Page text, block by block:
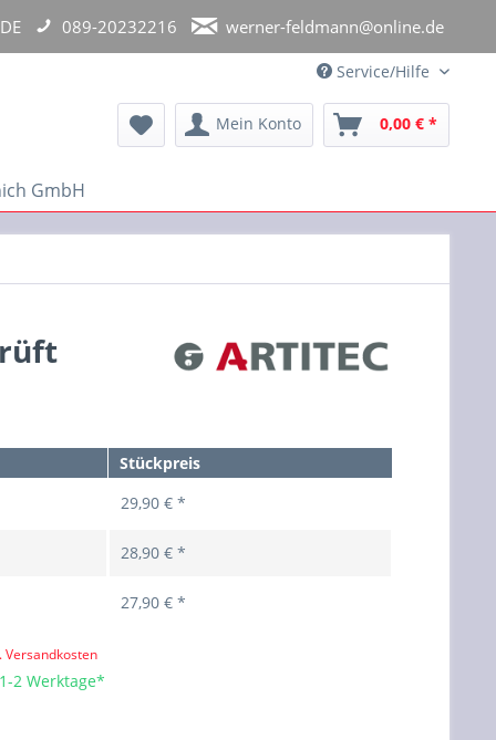
089-20232216 werner-feldmann@online.de
Service/Hilfe
Mein Konto 0,00 € *
GmbH
Stückpreis
29,90 € *
28,90 € *
27,90 € *
Versandkosten
2 Werktage*